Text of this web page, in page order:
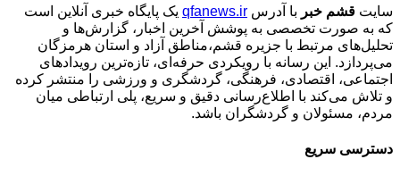
سایت قشم خبر با آدرس qfanews.ir یک پایگاه خبری آنلاین است
که به صورت تخصصی به پوشش آخرین اخبار، گزارش‌ها و
تحلیل‌های مرتبط با جزیره قشم،مناطق آزاد و استان هرمزگان
می‌پردازد. این رسانه با رویکردی حرفه‌ای، تازه‌ترین رویدادهای
اجتماعی، اقتصادی، فرهنگی، گردشگری و ورزشی را منتشر کرده
و تلاش می‌کند با اطلاع‌رسانی دقیق و سریع، پلی ارتباطی میان
مردم، مسئولان و گردشگران باشد.
دسترسی سریع